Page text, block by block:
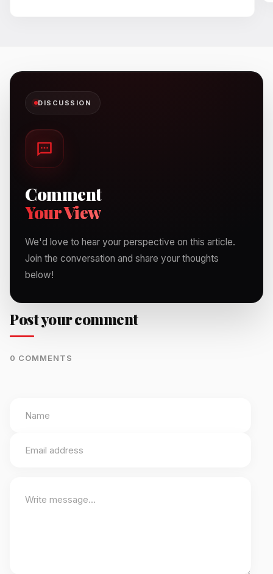
DISCUSSION
Comment
Your View
We'd love to hear your perspective on this article.
Join the conversation and share your thoughts
below!
Post your comment
0 COMMENTS